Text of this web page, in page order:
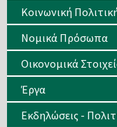
Κοινωνική
Νομικά Πρόσωπα
Οικονομικά
Έργα
Εκδηλώσεις -